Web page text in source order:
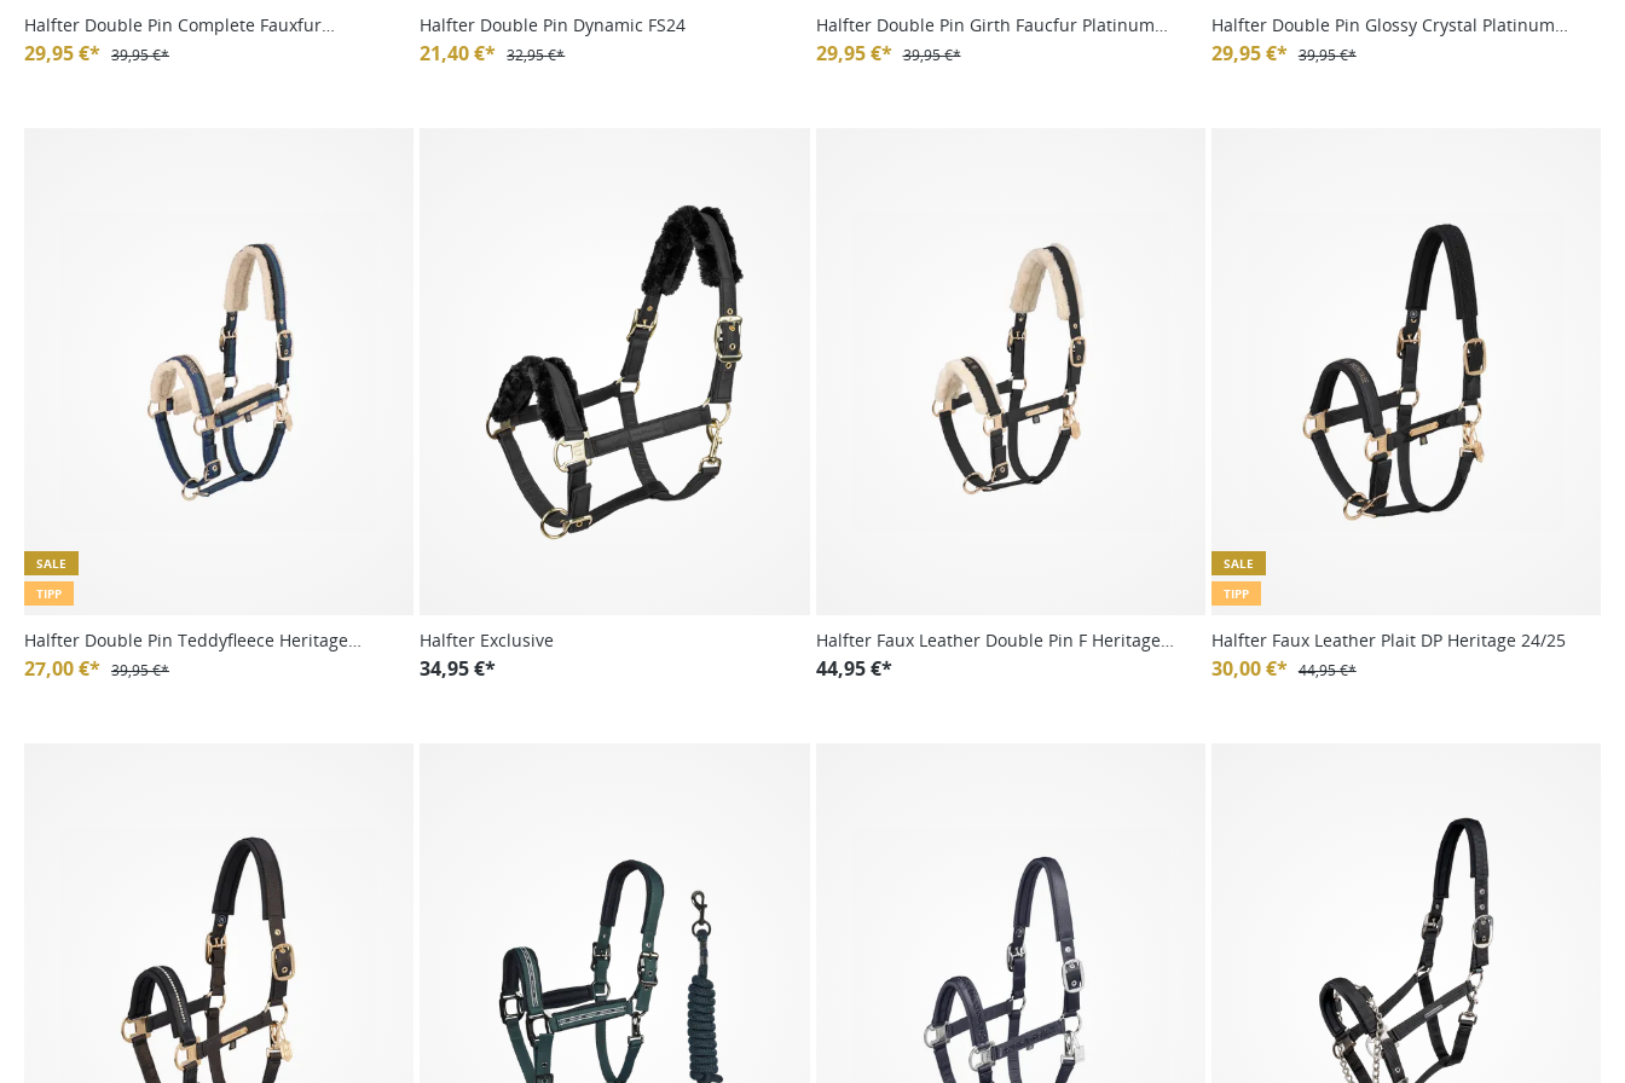
Halfter Double Pin Complete Fauxfur
Platinum HW24
29,95 €* 39,95 €*
Halfter Double Pin Dynamic FS24
21,40 €* 32,95 €*
Halfter Double Pin Girth Faucfur Platinum
HW24
29,95 €* 39,95 €*
Halfter Double Pin Glossy Crystal Platinum
HW24
29,95 €* 39,95 €*
SALE
TIPP
Halfter Double Pin Teddyfleece Heritage
24/25
27,00 €* 39,95 €*
Halfter Exclusive
34,95 €*
Halfter Faux Leather Double Pin F Heritage
24/25
44,95 €*
SALE
TIPP
Halfter Faux Leather Plait DP Heritage 24/25
30,00 €* 44,95 €*